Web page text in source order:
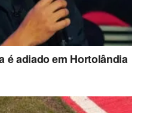
é adiado em Hortolândia